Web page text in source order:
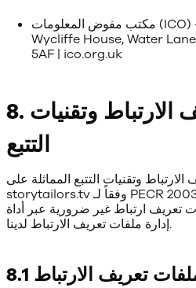
مكتب مفوض المعلومات (ICO) — المملكة المتحدة:
Wycliffe House, Water
5AF | ico.org.uk
8. ملفات تعريف الارتباط وتقنيات
التتبع
وتقنيات التتبع المماثلة على
storytailors.tv وفقاً لـ PECR 2003 و UK GDPR. نحصل على
تعريف ارتباط غير ضرورية عبر أداة
إدارة ملفات تعريف الارتباط لدينا.
ملفات تعريف الارتباط